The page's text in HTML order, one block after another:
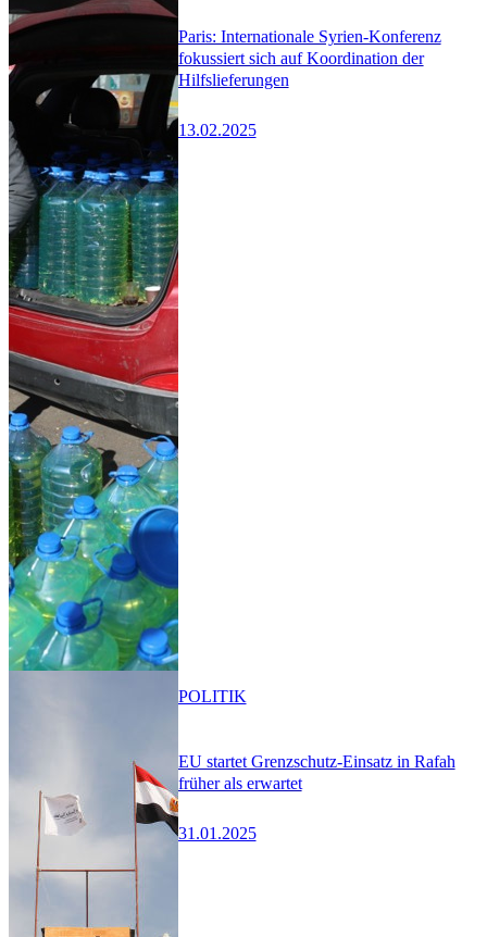
Paris: Internationale Syrien-Konferenz
fokussiert sich auf Koordination der
Hilfslieferungen
13.02.2025
EU startet Grenzschutz-Einsatz in Rafah
früher als erwartet
31.01.2025
POLITIK